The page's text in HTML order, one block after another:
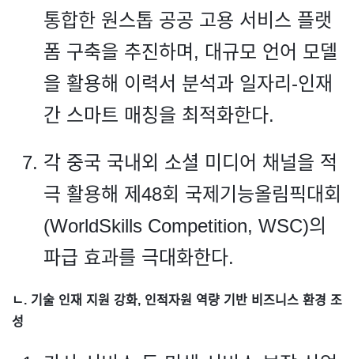
통합한 원스톱 공공 고용 서비스 플랫
폼 구축을 추진하며, 대규모 언어 모델
을 활용해 이력서 분석과 일자리-인재
간 스마트 매칭을 최적화한다.
각 중국 국내외 소셜 미디어 채널을 적
극 활용해 제48회 국제기능올림픽대회
(WorldSkills Competition, WSC)의
파급 효과를 극대화한다.
ㄴ. 기술 인재 지원 강화, 인적자원 역량 기반 비즈니스 환경 조
성